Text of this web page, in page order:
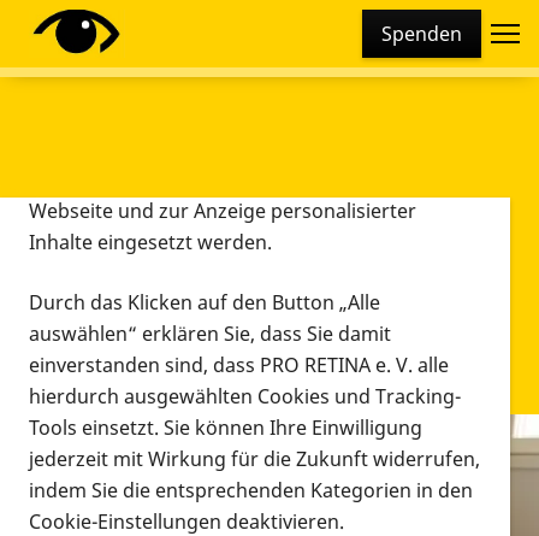
Spenden
Infomaterial
Infomaterial
Diese Webseite setzt verschiedene Cookies und
Tracking-Tools ein. Dies beinhaltet Cookies und
Webseite und zur Anzeige personalisierter
Inhalte eingesetzt werden.
Durch das Klicken auf den Button „Alle
auswählen“ erklären Sie, dass Sie damit
einverstanden sind, dass PRO RETINA e. V. alle
hierdurch ausgewählten Cookies und Tracking-
Tools einsetzt. Sie können Ihre Einwilligung
jederzeit mit Wirkung für die Zukunft widerrufen,
indem Sie die entsprechenden Kategorien in den
Cookie-Einstellungen deaktivieren.